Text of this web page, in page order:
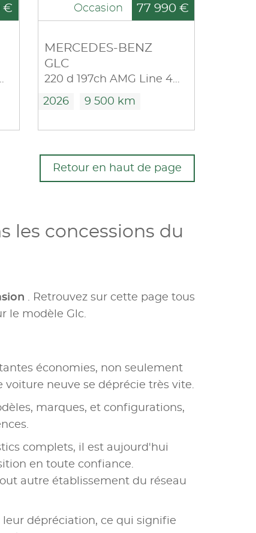
€
9G-Tronic
Occasion 77 990 €
MERCEDES-BENZ
GLC
220 d 197ch AMG Line 4Matic 9G-Tronic
2026 9 500 km
Retour en haut de page
les concessions du
. Retrouvez sur cette page tous
le modèle Glc.
économies, non seulement
neuve se déprécie très vite.
marques, et configurations,
complets, il est aujourd'hui
en toute confiance.
autre établissement du réseau
dépréciation, ce qui signifie